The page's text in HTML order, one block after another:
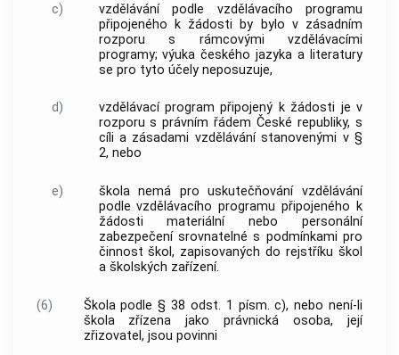
c)
vzdělávání podle vzdělávacího programu
připojeného k žádosti by bylo v zásadním
rozporu s rámcovými vzdělávacími
programy; výuka českého jazyka a literatury
se pro tyto účely neposuzuje,
d)
vzdělávací program připojený k žádosti je v
rozporu s právním řádem České republiky, s
cíli a zásadami vzdělávání stanovenými v §
2, nebo
e)
škola nemá pro uskutečňování vzdělávání
podle vzdělávacího programu připojeného k
žádosti materiální nebo personální
zabezpečení srovnatelné s podmínkami pro
činnost škol, zapisovaných do rejstříku škol
a školských zařízení.
(6)
Škola podle § 38 odst. 1 písm. c), nebo není-li
škola zřízena jako právnická osoba, její
zřizovatel, jsou povinni